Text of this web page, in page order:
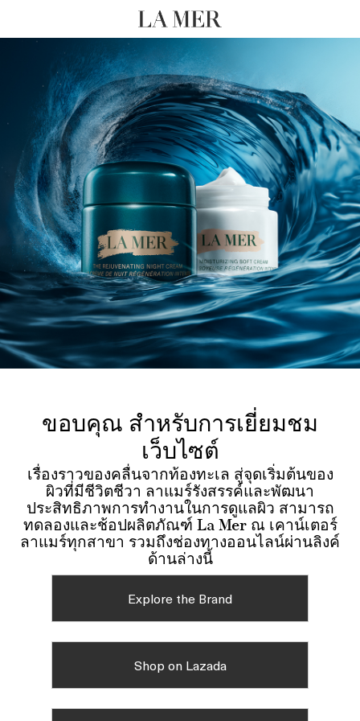
ขอบคุณ สำหรับการเยี่ยมชม
เว็บไซต์
เรื่องราวของคลื่นจากท้องทะเล สู่จุดเริ่มต้นของ
ผิวที่มีชีวิตชีวา ลาแมร์รังสรรค์และพัฒนา
ประสิทธิภาพการทำงานในการดูแลผิว สามารถ
ทดลองและช้อปผลิตภัณฑ์ La Mer ณ เคาน์เตอร์
ลาแมร์ทุกสาขา รวมถึงช่องทางออนไลน์ผ่านลิงค์
ด้านล่างนี้
Explore the Brand
Shop on Lazada